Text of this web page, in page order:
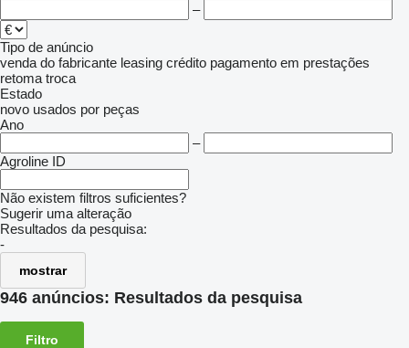
–
Tipo de anúncio
venda do fabricante leasing crédito pagamento em prestações
retoma troca
Estado
novo usados por peças
Ano
–
Agroline ID
Não existem filtros suficientes?
Sugerir uma alteração
Resultados da pesquisa:
-
mostrar
946 anúncios: Resultados da pesquisa
Filtro